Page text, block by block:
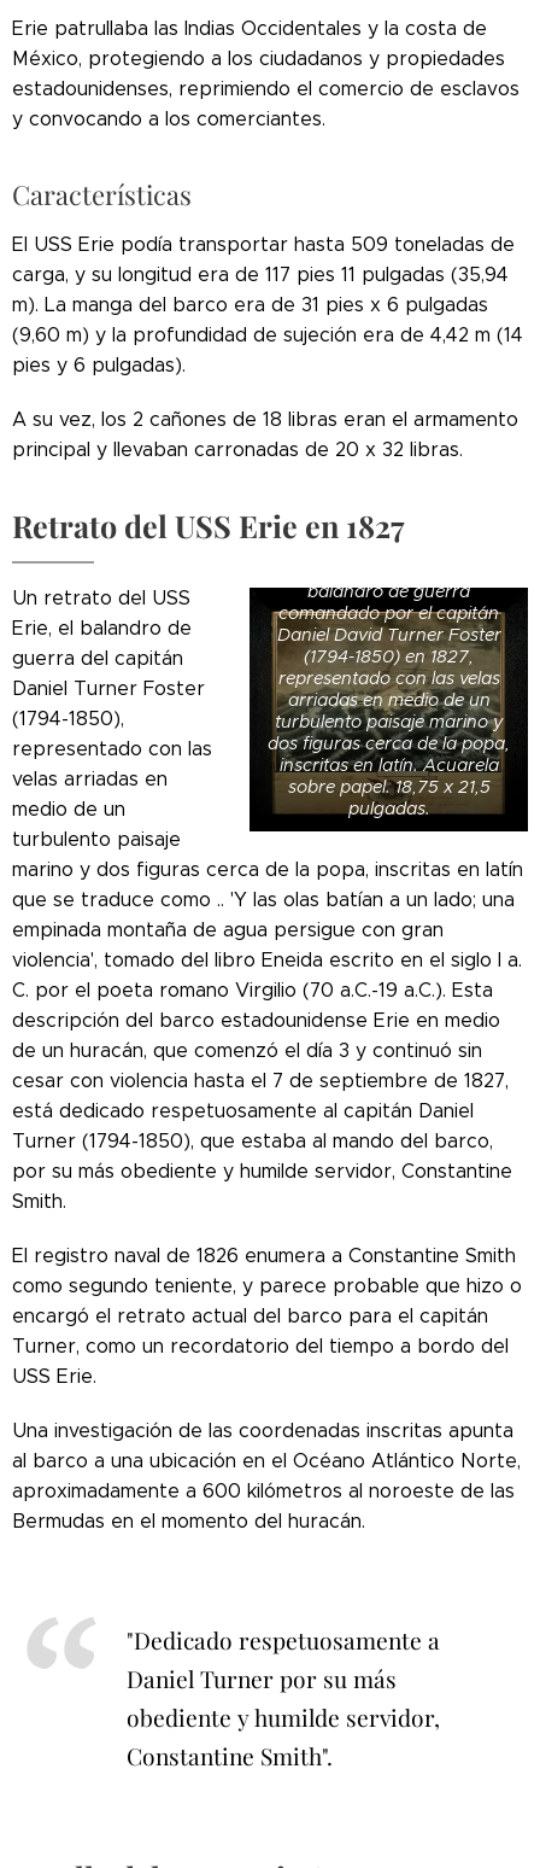
Erie patrullaba las Indias Occidentales y la costa de
México, protegiendo a los ciudadanos y propiedades
estadounidenses, reprimiendo el comercio de esclavos
y convocando a los comerciantes.
Características
El USS Erie podía transportar hasta 509 toneladas de
carga, y su longitud era de 117 pies 11 pulgadas (35,94
m). La manga del barco era de 31 pies x 6 pulgadas
(9,60 m) y la profundidad de sujeción era de 4,42 m (14
pies y 6 pulgadas).
A su vez, los 2 cañones de 18 libras eran el armamento
principal y llevaban carronadas de 20 x 32 libras.
Retrato del USS Erie en 1827
balandro de guerra
comandado por el capitán
Daniel David Turner Foster
(1794-1850) en 1827,
representado con las velas
arriadas en medio de un
turbulento paisaje marino y
dos figuras cerca de la popa,
inscritas en latín. Acuarela
sobre papel. 18,75 x 21,5
pulgadas.
Un retrato del USS
Erie, el balandro de
guerra del capitán
Daniel Turner Foster
(1794-1850),
representado con las
velas arriadas en
medio de un
turbulento paisaje
marino y dos figuras cerca de la popa, inscritas en latín
que se traduce como .. 'Y las olas batían a un lado; una
empinada montaña de agua persigue con gran
violencia', tomado del libro Eneida escrito en el siglo I a.
C. por el poeta romano Virgilio (70 a.C.-19 a.C.). Esta
descripción del barco estadounidense Erie en medio
de un huracán, que comenzó el día 3 y continuó sin
cesar con violencia hasta el 7 de septiembre de 1827,
está dedicado respetuosamente al capitán Daniel
Turner (1794-1850), que estaba al mando del barco,
por su más obediente y humilde servidor, Constantine
Smith.
El registro naval de 1826 enumera a Constantine Smith
como segundo teniente, y parece probable que hizo o
encargó el retrato actual del barco para el capitán
Turner, como un recordatorio del tiempo a bordo del
USS Erie.
Una investigación de las coordenadas inscritas apunta
al barco a una ubicación en el Océano Atlántico Norte,
aproximadamente a 600 kilómetros al noroeste de las
Bermudas en el momento del huracán.
"Dedicado respetuosamente a
Daniel Turner por su más
obediente y humilde servidor,
Constantine Smith".